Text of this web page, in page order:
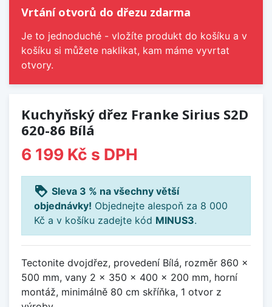
Vrtání otvorů do dřezu zdarma
Je to jednoduché - vložíte produkt do košíku a v
košíku si můžete naklikat, kam máme vyvrtat
otvory.
Kuchyňský dřez Franke Sirius S2D
620-86 Bílá
6 199 Kč s DPH
loyalty Sleva 3 % na všechny větší
objednávky! Objednejte alespoň za 8 000
Kč a v košíku zadejte kód MINUS3.
Tectonite dvojdřez, provedení Bílá, rozměr 860 x
500 mm, vany 2 x 350 x 400 x 200 mm, horní
montáž, minimálně 80 cm skříňka, 1 otvor z